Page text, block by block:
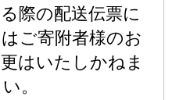
際の配送伝票に
ご寄附者様のお
はいたしかねま
。